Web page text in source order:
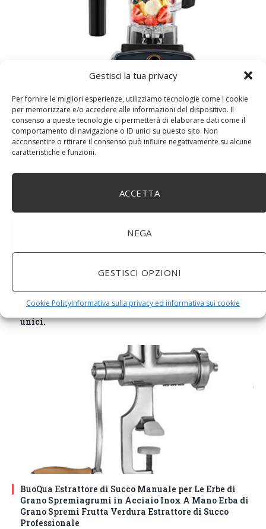
Gestisci la tua privacy
Per fornire le migliori esperienze, utilizziamo tecnologie come i cookie
per memorizzare e/o accedere alle informazioni del dispositivo. Il
consenso a queste tecnologie ci permetterà di elaborare dati come il
comportamento di navigazione o ID unici su questo sito. Non
acconsentire o ritirare il consenso può influire negativamente su alcune
caratteristiche e funzioni.
ACCETTA
NEGA
GESTISCI OPZIONI
Cookie PolicyInformativa sulla privacy ed informativa sui cookie
WUHUAROU Timer automatico, frullatore centrifuga,
frutta e succo di ghiaccio (colore: grigio titanio, taglia:
EU Plug)
24,5cm Ø x 9,5 cm di altezza, finitura a cera naturale
senza vernice artificiale. Fatto a mano, stile e design
unici.
BuoQua Estrattore di Succo Manuale per Le Erbe di
Grano Spremiagrumi in Acciaio Inox A Mano Erba di
Grano Spremi Frutta Verdura Estrattore di Succo
Professionale